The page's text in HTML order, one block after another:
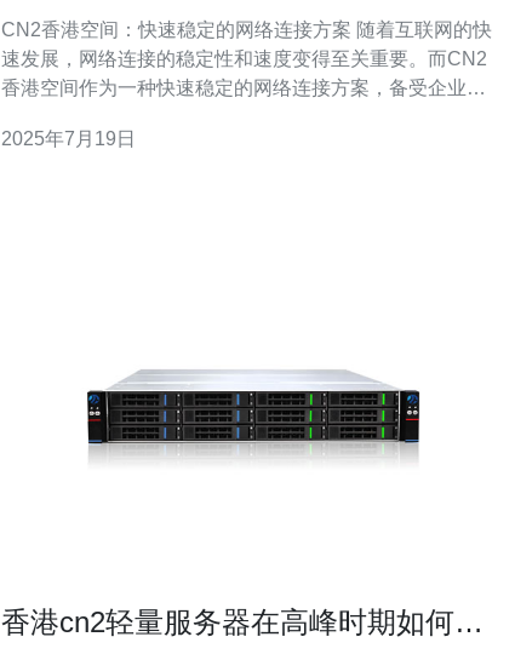
CN2香港空间：快速稳定的网络连接方案 随着互联网的快
速发展，网络连接的稳定性和速度变得至关重要。而CN2
香港空间作为一种快速稳定的网络连接方案，备受企业和
案，具有以下优势： 快速稳定：CN2香港空间采用先进的
2025年7月19日
香港cn2轻量服务器在高峰时期如何表